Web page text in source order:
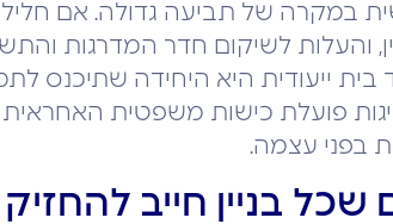
במקרה של תביעה גדולה. אם
והעלות לשיקום חדר המדרגות
ייעודית היא היחידה שתיכנס
פועלת כישות משפטית
בפני עצמה.
שכל בניין חייב להחזיק